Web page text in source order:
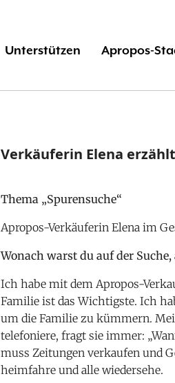
Unterstützen Apropos-
Verkäuferin Elena erzählt
Thema „Spurensuche“
Apropos-Verkäuferin Elena im
Wonach warst du auf der
Ich habe mit dem Apropos-
Familie ist das Wichtigste. Ich
um die Familie zu kümmern.
telefoniere, fragt sie immer:
muss Zeitungen verkaufen und
heimfahre und alle wiedersehe.